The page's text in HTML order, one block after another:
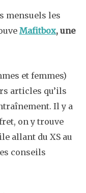
mensuels les
Mafitbox, une
et femmes)
articles qu’ils
Il y a
on y trouve
allant du XS au
conseils